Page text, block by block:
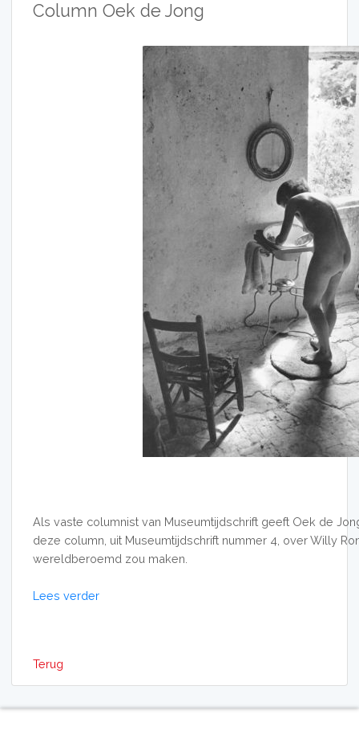
Column Oek de Jong
Als vaste columnist van Museumtijdschrift geeft Oek de
deze column, uit Museumtijdschrift nummer 4, over Willy
wereldberoemd zou maken.
Lees verder
Terug